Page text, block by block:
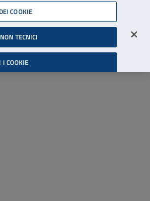
Cerca
Accedi all'area riservata
COOKIE
TECNICI
I COOKIE